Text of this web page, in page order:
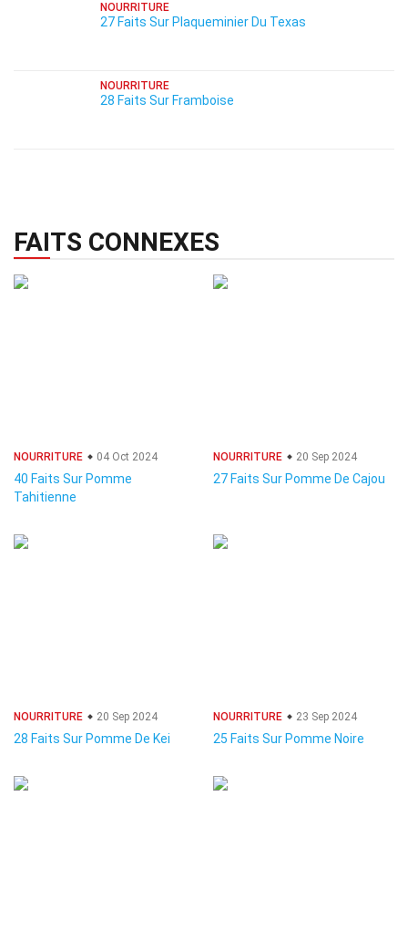
NOURRITURE
27 Faits Sur Plaqueminier Du Texas
NOURRITURE
28 Faits Sur Framboise
FAITS CONNEXES
NOURRITURE 04 Oct 2024
40 Faits Sur Pomme
Tahitienne
NOURRITURE 20 Sep 2024
27 Faits Sur Pomme De Cajou
NOURRITURE 20 Sep 2024
28 Faits Sur Pomme De Kei
NOURRITURE 23 Sep 2024
25 Faits Sur Pomme Noire